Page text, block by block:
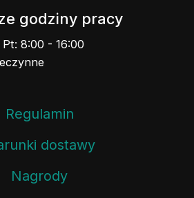
godziny pracy
8:00 - 16:00
Regulamin
dostawy
Nagrody